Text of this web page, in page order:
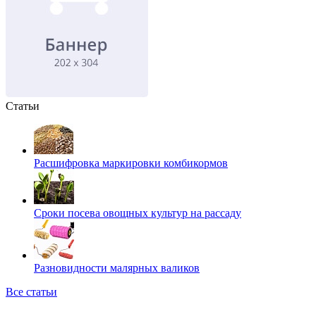
Статьи
Расшифровка маркировки комбикормов
Сроки посева овощных культур на рассаду
Разновидности малярных валиков
Все статьи